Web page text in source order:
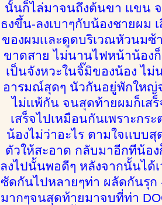
นั้นก็ไล่มาจนถึงต้นขา เเขน
ธงขึ้น-ลงเบาๆกับน้องชายผม
ของผมเเละดูดบริเวณหัวนม
ขาดสาย ไม่นานไฟหน้าน้องก็
เป็นจังหวะในจิ๊มิของน้อง ไม่
อารมณ์สุดๆ นัวกันอยู่พักใหญ่จ
ไม่เเพ้กัน จนสุดท้ายผมก็เส
เสร็จไปเหมือนกันเพราะกร
น้องไม่ว่าอะไร ตามใจเเบบ
ตัวให้สะอาด กลับมาอีกทีน้อ
ลงไปนั้นพอดีๆ หลังจากนั้นได้
ซัดกันไปหลายๆท่า ผลัดกันรุก
มากๆจนสุดท้ายมาจบที่ท่า